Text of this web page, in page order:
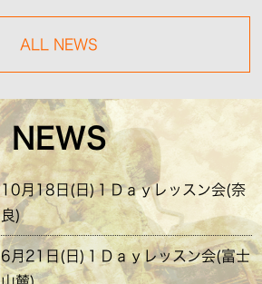
ALL NEWS
NEWS
10月18日(日)１Ｄａｙレッスン会(奈
良)
6月21日(日)１Ｄａｙレッスン会(富士